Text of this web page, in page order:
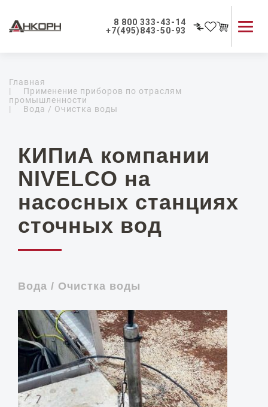
8 800 333-43-14
+7(495)843-50-93
Главная
|
Применение приборов по отраслям
промышленности
|
Вода / Очистка воды
КИПиА компании
NIVELCO на
насосных станциях
сточных вод
Вода / Очистка воды